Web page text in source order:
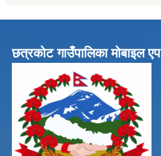
छत्रकोट गाउँपालिका मोबाइल एप